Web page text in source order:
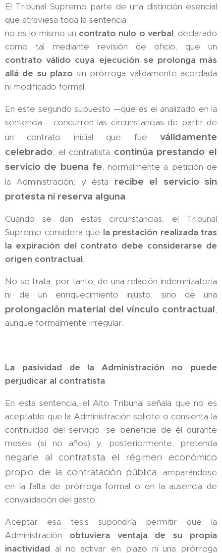
El Tribunal Supremo parte de una distinción esencial
que atraviesa toda la sentencia:
no es lo mismo un contrato nulo o verbal, declarado
como tal mediante revisión de oficio, que un
contrato válido cuya ejecución se prolonga más
allá de su plazo sin prórroga válidamente acordada
ni modificado formal.
En este segundo supuesto —que es el analizado en la
sentencia— concurren las circunstancias de partir de
un contrato inicial que fue válidamente
celebrado; el contratista continúa prestando el
servicio de buena fe, normalmente a petición de
la Administración; y ésta recibe el servicio sin
protesta ni reserva alguna.
Cuando se dan estas circunstancias, el Tribunal
Supremo considera que la prestación realizada tras
la expiración del contrato debe considerarse de
origen contractual.
No se trata, por tanto, de una relación indemnizatoria
ni de un enriquecimiento injusto, sino de una
prolongación material del vínculo contractual,
aunque formalmente irregular.
La pasividad de la Administración no puede
perjudicar al contratista
En esta sentencia, el Alto Tribunal señala que no es
aceptable que la Administración solicite o consienta la
continuidad del servicio, se beneficie de él durante
meses (si no años) y, posteriormente, pretenda
negarle al contratista el régimen económico
propio de la contratación pública, amparándose
en la falta de prórroga formal o en la ausencia de
convalidación del gasto.
Aceptar esa tesis supondría permitir que la
Administración obtuviera ventaja de su propia
inactividad al no activar en plazo ni una prórroga